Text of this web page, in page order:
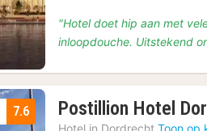
"Hotel doet hip aan met
inloopdouche. Uitstekend
7.6 Postillion Hotel
Hotel in Dordrecht Toon op